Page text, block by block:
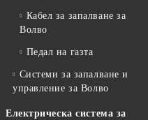
Кабел за запалване за
Волво
Педал на газта
Системи за запалване и
управление за Волво
Електрическа система за